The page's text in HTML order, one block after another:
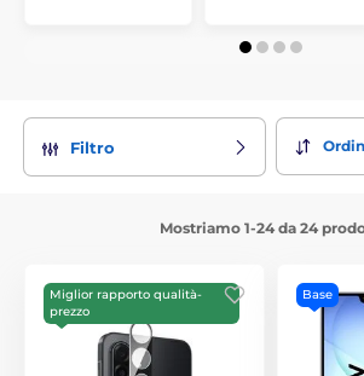
Filtro
Mostriamo 1-24 da 24
Miglior rapporto qualità-
prezzo
Base